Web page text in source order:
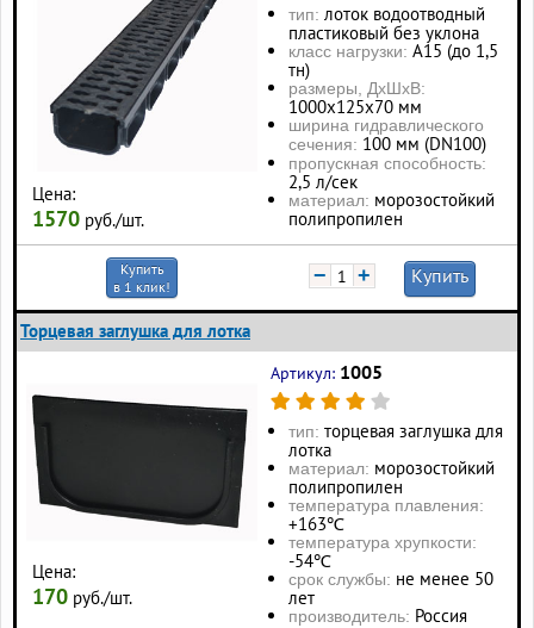
Цена:
1570 руб./шт.
тип: лоток водоотводный
пластиковый без уклона
класс нагрузки: А15 (до 1,5
тн)
размеры, ДхШхВ:
1000х125х70 мм
ширина гидравлического
сечения: 100 мм (DN100)
пропускная способность:
2,5 л/сек
материал: морозостойкий
полипропилен
Купить
в 1 клик!
− + Купить
Торцевая заглушка для лотка
Цена:
170 руб./шт.
Артикул: 1005
тип: торцевая заглушка для
лотка
материал: морозостойкий
полипропилен
температура плавления:
+163℃
температура хрупкости:
-54℃
срок службы: не менее 50
лет
производитель: Россия